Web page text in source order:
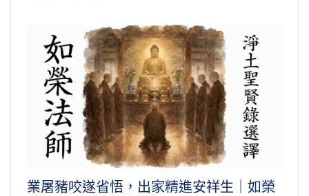
業屠豬咬遂省悟，出家精進安祥生｜如榮